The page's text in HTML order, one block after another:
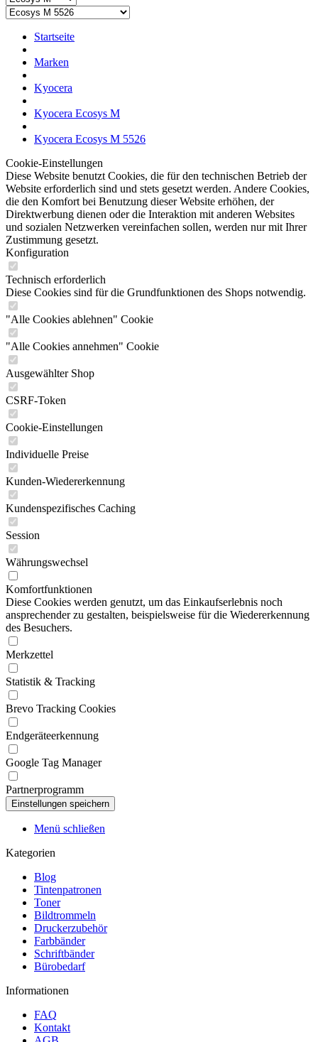
Startseite
Marken
Kyocera
Kyocera Ecosys M
Kyocera Ecosys M 5526
Cookie-Einstellungen
Diese Website benutzt Cookies, die für den technischen Betrieb der
Website erforderlich sind und stets gesetzt werden. Andere Cookies,
die den Komfort bei Benutzung dieser Website erhöhen, der
Direktwerbung dienen oder die Interaktion mit anderen Websites
und sozialen Netzwerken vereinfachen sollen, werden nur mit Ihrer
Zustimmung gesetzt.
Konfiguration
Technisch erforderlich
Diese Cookies sind für die Grundfunktionen des Shops notwendig.
"Alle Cookies ablehnen" Cookie
"Alle Cookies annehmen" Cookie
Ausgewählter Shop
CSRF-Token
Cookie-Einstellungen
Individuelle Preise
Kunden-Wiedererkennung
Kundenspezifisches Caching
Session
Währungswechsel
Komfortfunktionen
Diese Cookies werden genutzt, um das Einkaufserlebnis noch
ansprechender zu gestalten, beispielsweise für die Wiedererkennung
des Besuchers.
Merkzettel
Statistik & Tracking
Brevo Tracking Cookies
Endgeräteerkennung
Google Tag Manager
Partnerprogramm
Menü schließen
Kategorien
Blog
Tintenpatronen
Toner
Bildtrommeln
Druckerzubehör
Farbbänder
Schriftbänder
Bürobedarf
Informationen
FAQ
Kontakt